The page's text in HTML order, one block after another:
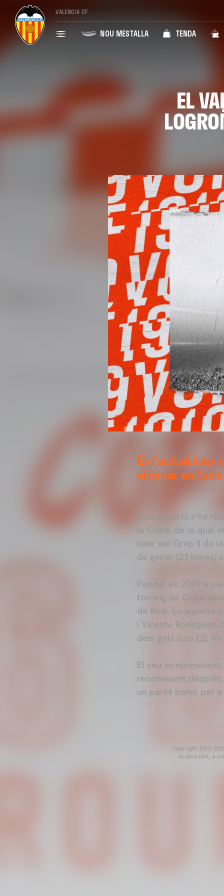
VALENCIA CF
NOU MESTALLA TENDA
EL
És l'actual líder
eliminar en
Este dimarts s'ha
la Copa, de la qual
líder del Grup II de
de gener (21 hores)
Fundat en 2009 a
torneig de Copa
de final. En aquella
i Vicente
dels gols Isco (2),
El seu
reconeixent
un partit bonic per
Copyright 2013-
la seua font, a